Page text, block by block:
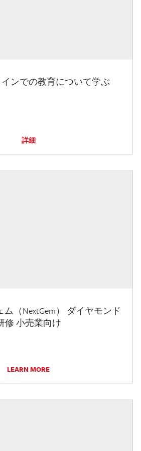
ンでの教育について学ぶ
詳細
ム（NextGem） ダイヤモンド
修 小売業向け
LEARN MORE